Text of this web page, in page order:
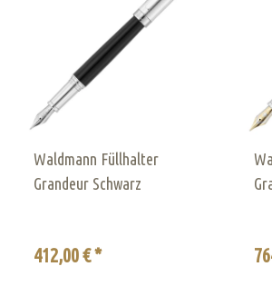
Waldmann Füllhalter
Grandeur Schwarz
412,00 € *